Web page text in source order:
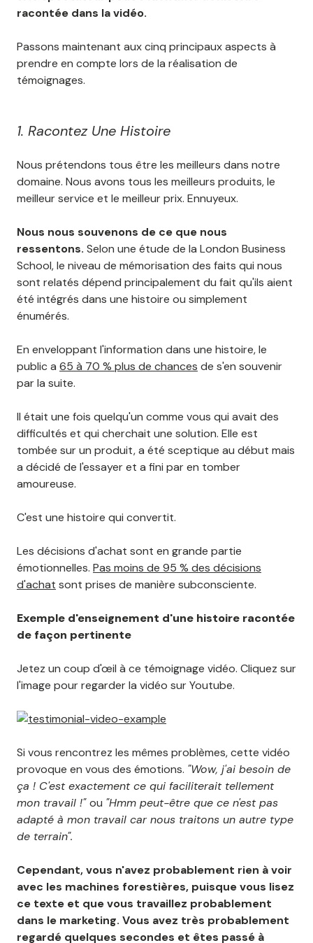
racontée dans la vidéo.
Passons maintenant aux cinq principaux aspects à
prendre en compte lors de la réalisation de
témoignages.
1. Racontez Une Histoire
Nous prétendons tous être les meilleurs dans notre
domaine. Nous avons tous les meilleurs produits, le
meilleur service et le meilleur prix. Ennuyeux.
Nous nous souvenons de ce que nous
ressentons. Selon une étude de la London Business
School, le niveau de mémorisation des faits qui nous
sont relatés dépend principalement du fait qu'ils aient
été intégrés dans une histoire ou simplement
énumérés.
En enveloppant l'information dans une histoire, le
public a 65 à 70 % plus de chances de s'en souvenir
par la suite.
Il était une fois quelqu'un comme vous qui avait des
difficultés et qui cherchait une solution. Elle est
tombée sur un produit, a été sceptique au début mais
a décidé de l'essayer et a fini par en tomber
amoureuse.
C'est une histoire qui convertit.
Les décisions d'achat sont en grande partie
émotionnelles. Pas moins de 95 % des décisions
d'achat sont prises de manière subconsciente.
Exemple d'enseignement d'une histoire racontée
de façon pertinente
Jetez un coup d'œil à ce témoignage vidéo. Cliquez sur
l'image pour regarder la vidéo sur Youtube.
Si vous rencontrez les mêmes problèmes, cette vidéo
provoque en vous des émotions. "Wow, j'ai besoin de
ça ! C'est exactement ce qui faciliterait tellement
mon travail !"ou "Hmm peut-être que ce n'est pas
adapté à mon travail car nous traitons un autre type
de terrain".
Cependant, vous n'avez probablement rien à voir
avec les machines forestières, puisque vous lisez
ce texte et que vous travaillez probablement
dans le marketing. Vous avez très probablement
regardé quelques secondes et êtes passé à